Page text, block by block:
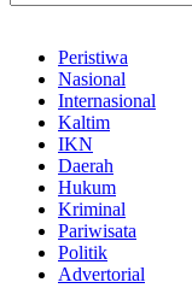
Peristiwa
Nasional
Internasional
Kaltim
IKN
Daerah
Hukum
Kriminal
Pariwisata
Politik
Advertorial